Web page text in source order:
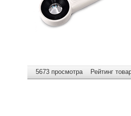
5673 просмотра Рейтинг